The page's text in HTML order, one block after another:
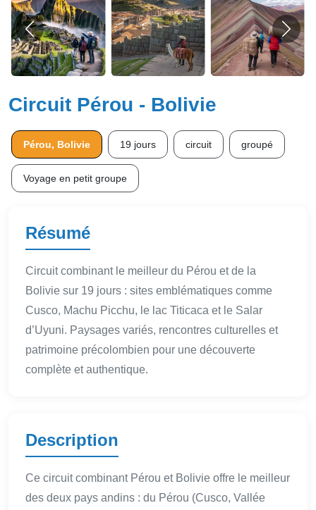
Circuit Pérou - Bolivie
Pérou, Bolivie 19 jours circuit groupé
Voyage en petit groupe
Résumé
Circuit combinant le meilleur du Pérou et de la
Bolivie sur 19 jours : sites emblématiques comme
Cusco, Machu Picchu, le lac Titicaca et le Salar
d’Uyuni. Paysages variés, rencontres culturelles et
patrimoine précolombien pour une découverte
complète et authentique.
Description
Ce circuit combinant Pérou et Bolivie offre le meilleur
des deux pays andins : du Pérou (Cusco, Vallée